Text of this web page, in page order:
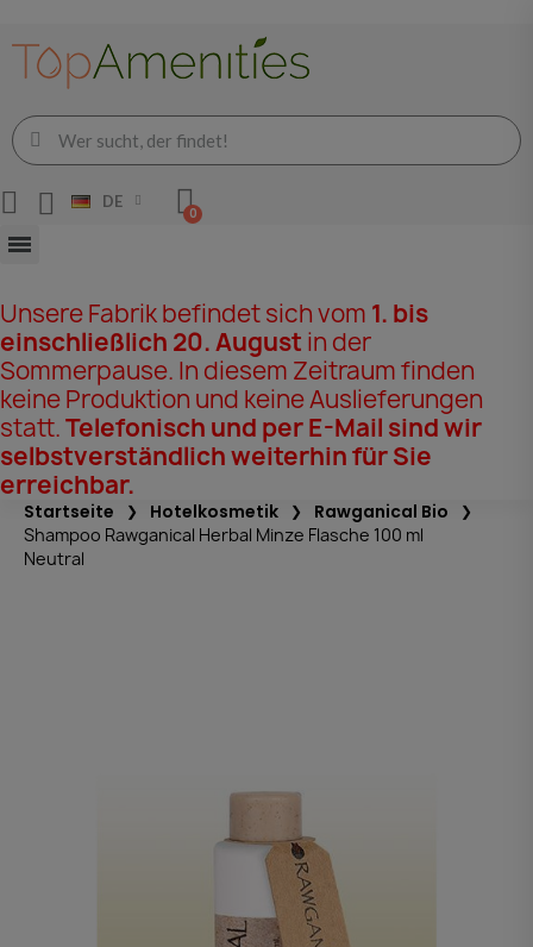
DE
Unsere Fabrik befindet sich vom 1. bis
einschließlich 20. August in der
Sommerpause. In diesem Zeitraum finden
keine Produktion und keine Auslieferungen
statt.Telefonisch und per E-Mail sind wir
selbstverständlich weiterhin für Sie
erreichbar.
Startseite Hotelkosmetik Rawganical Bio
Shampoo Rawganical Herbal Minze Flasche 100 ml
Neutral